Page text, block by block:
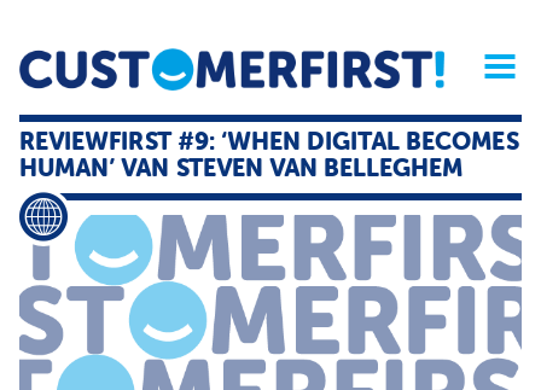
Home Opinie Archief
Magazine
Service
Buyers'Guide
REVIEWFIRST #9: ‘WHEN DIGITAL BECOMES
HUMAN’ VAN STEVEN VAN BELLEGHEM